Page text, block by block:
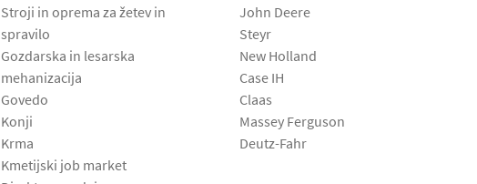
Stroji in oprema za žetev in
spravilo
Gozdarska in lesarska
mehanizacija
Govedo
Konji
Krma
Kmetijski job market
John Deere
Steyr
New Holland
Case IH
Claas
Massey Ferguson
Deutz-Fahr